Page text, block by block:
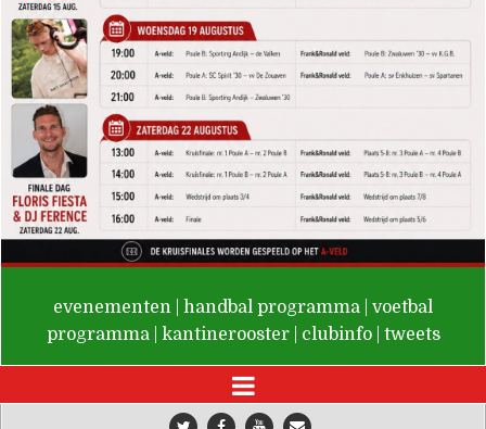
De Valken
evenementen handbal programma
voetbal
programma
kantinerooster clubinfo tweets